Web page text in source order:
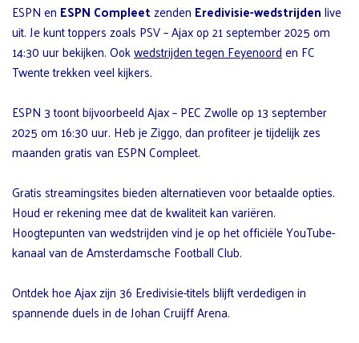
ESPN en ESPN Compleetzenden Eredivisie-wedstrijdenlive
uit. Je kunt toppers zoals PSV – Ajax op 21 september 2025 om
14:30 uur bekijken. Ookwedstrijden tegen Feyenoorden FC
Twente trekken veel kijkers.
ESPN 3 toont bijvoorbeeld Ajax – PEC Zwolle op 13 september
2025 om 16:30 uur. Heb je Ziggo, dan profiteer je tijdelijk zes
maanden gratis van ESPN Compleet.
Gratis streamingsites bieden alternatieven voor betaalde opties.
Houd er rekening mee dat de kwaliteit kan variëren.
Hoogtepunten van wedstrijden vind je op het officiële YouTube-
kanaal van de Amsterdamsche Football Club.
Ontdek hoe Ajax zijn 36 Eredivisie-titels blijft verdedigen in
spannende duels in de Johan Cruijff Arena.